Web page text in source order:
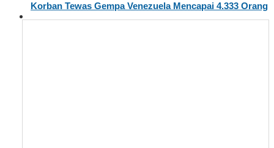
Korban Tewas Gempa Venezuela Mencapai 4.333 Orang